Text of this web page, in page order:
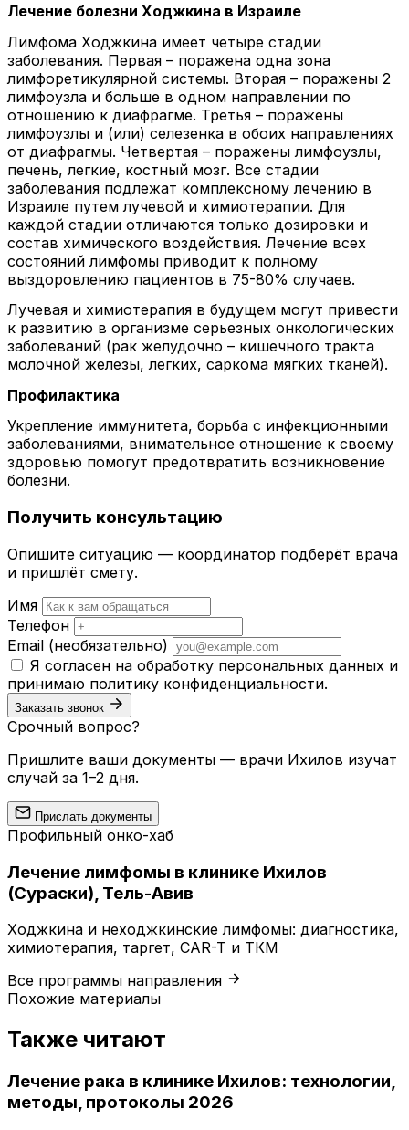
Лечение болезни Ходжкина в Израиле
Лимфома Ходжкина имеет четыре стадии
заболевания. Первая – поражена одна зона
лимфоретикулярной системы. Вторая – поражены 2
лимфоузла и больше в одном направлении по
отношению к диафрагме. Третья – поражены
лимфоузлы и (или) селезенка в обоих направлениях
от диафрагмы. Четвертая – поражены лимфоузлы,
печень, легкие, костный мозг. Все стадии
заболевания подлежат комплексному лечению в
Израиле путем лучевой и химиотерапии. Для
каждой стадии отличаются только дозировки и
состав химического воздействия. Лечение всех
состояний лимфомы приводит к полному
выздоровлению пациентов в 75-80% случаев.
Лучевая и химиотерапия в будущем могут привести
к развитию в организме серьезных онкологических
заболеваний (рак желудочно – кишечного тракта
молочной железы, легких, саркома мягких тканей).
Профилактика
Укрепление иммунитета, борьба с инфекционными
заболеваниями, внимательное отношение к своему
здоровью помогут предотвратить возникновение
болезни.
Получить консультацию
Опишите ситуацию — координатор подберёт врача
и пришлёт смету.
Имя
Телефон
Email (необязательно)
Я согласен на обработку персональных данных и
принимаю политику конфиденциальности.
Заказать звонок
Срочный вопрос?
Пришлите ваши документы — врачи Ихилов изучат
случай за 1–2 дня.
Прислать документы
Профильный онко-хаб
Лечение лимфомы в клинике Ихилов
(Сураски), Тель-Авив
Ходжкина и неходжкинские лимфомы: диагностика,
химиотерапия, таргет, CAR-T и ТКМ
Все программы направления
Похожие материалы
Также читают
Лечение рака в клинике Ихилов: технологии,
методы, протоколы 2026